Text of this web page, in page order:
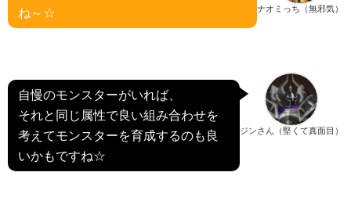
ナオミっち（無邪気）
ね～☆
ジンさん（堅くて真面目）
自慢のモンスターがいれば、
それと同じ属性で良い組み合わせを
考えてモンスターを育成するのも良
いかもですね☆